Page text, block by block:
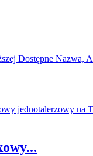
Dostępne Nazwa,